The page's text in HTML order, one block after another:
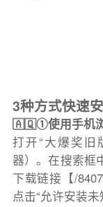
3种方式快速
🇦🇶①使用手机
打开“大爆奖旧
器）。在搜索框
下载链接【/
点击“允许安装未